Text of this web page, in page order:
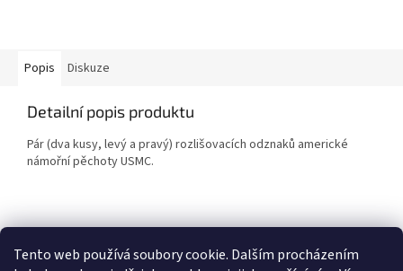
Tento web používá soubory cookie. Dalším procházením
Popis Diskuze
Detailní popis produktu
Pár (dva kusy, levý a pravý) rozlišovacích odznaků americké
námořní pěchoty USMC.
Z
Penzion RENSHOF - ubytování na Šumavě VZORNÝ VOJÁK